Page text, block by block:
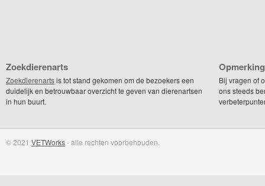
Zoekdierenarts
Zoekdierenartsis tot stand gekomen om de bezoekers een
duidelijk en betrouwbaar overzicht te geven van dierenartsen
in hun buurt.
Bij vragen of
ons steeds
© 2021 VETWorks- alle rechten voorbehouden.